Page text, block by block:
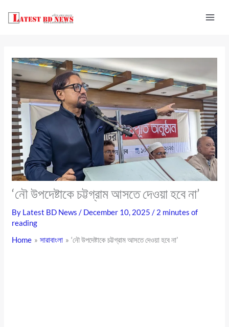
‘নৌ উপদেষ্টাকে চট্টগ্রাম আসতে দেওয়া হবে না’
By Latest BD News/ December 10, 2025/ 2 minutes of
reading
Home
সারাবাংলা ‘নৌ উপদেষ্টাকে চট্টগ্রাম আসতে দেওয়া হবে না’